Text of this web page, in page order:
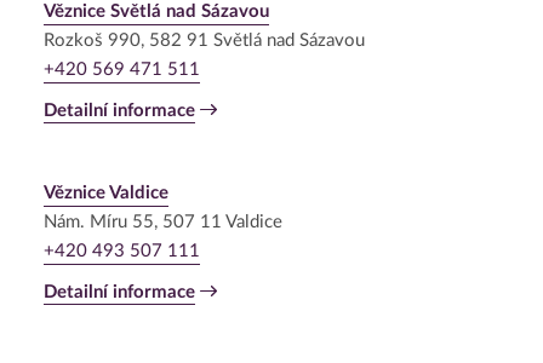
Věznice Světlá nad Sázavou
Rozkoš 990, 582 91 Světlá nad Sázavou
+420 569 471 511
Detailní informace
Věznice Valdice
Nám. Míru 55, 507 11 Valdice
+420 493 507 111
Detailní informace